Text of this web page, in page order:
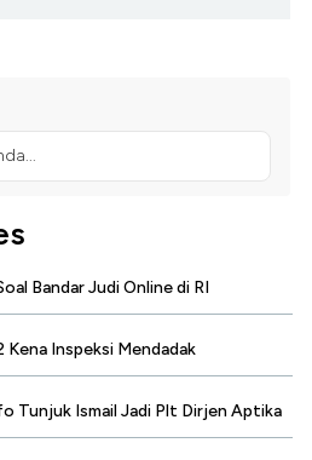
Bandar Judi Online di RI
Kena Inspeksi Mendadak
Tunjuk Ismail Jadi Plt Dirjen Aptika